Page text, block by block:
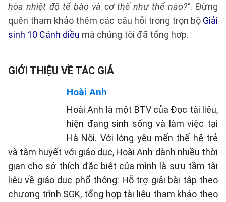
hòa nhiệt độ tế bào và cơ thể như thế nào?". Đừng
quên tham khảo thêm các câu hỏi trong trọn bộ Giải
sinh 10 Cánh diều mà chúng tôi đã tổng hợp.
GIỚI THIỆU VỀ TÁC GIẢ
Hoài Anh
Hoài Anh là một BTV của Đọc tài liêu,
hiện đang sinh sống và làm việc tại
Hà Nội. Với lòng yêu mến thế hệ trẻ
và tâm huyết với giáo dục, Hoài Anh dành nhiều thời
gian cho sở thích đặc biệt của mình là sưu tầm tài
liệu về giáo dục phổ thông: Hỗ trợ giải bài tập theo
chương trình SGK, tổng hợp tài liệu tham khảo theo